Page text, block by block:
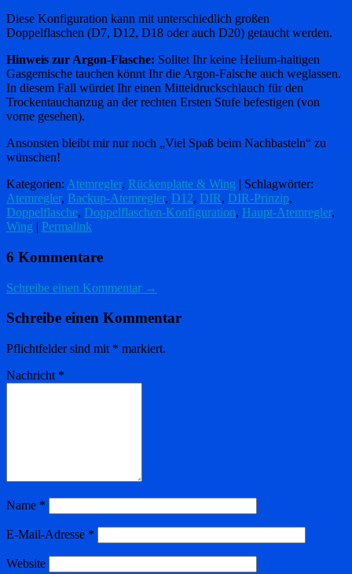
Diese Konfiguration kann mit unterschiedlich großen
Doppelflaschen (D7, D12, D18 oder auch D20) getaucht werden.
Hinweis zur Argon-Flasche: Solltet Ihr keine Helium-haltigen
Gasgemische tauchen könnt Ihr die Argon-Falsche auch weglassen.
In diesem Fall würdet Ihr einen Mitteldruckschlauch für den
Trockentauchanzug an der rechten Ersten Stufe befestigen (von
vorne gesehen).
Ansonsten bleibt mir nur noch „Viel Spaß beim Nachbasteln“ zu
wünschen!
Kategorien: Atemregler, Rückenplatte & Wing | Schlagwörter:
Atemregler, Backup-Atemregler, D12, DIR, DIR-Prinzip,
Doppelflasche, Doppelflaschen-Konfiguration, Haupt-Atemregler,
Wing | Permalink
6 Kommentare
Schreibe einen Kommentar →
Schreibe einen Kommentar
Pflichtfelder sind mit * markiert.
Nachricht *
Name *
E-Mail-Adresse *
Website